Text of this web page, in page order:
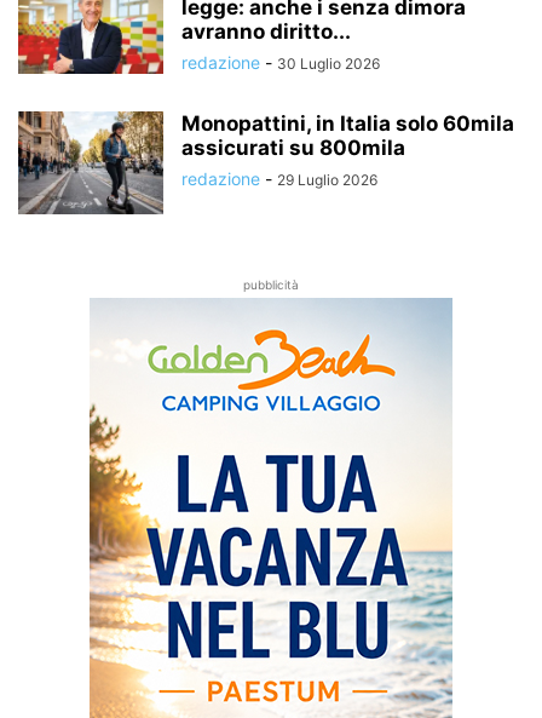
legge: anche i senza dimora
avranno diritto...
redazione - 30 Luglio 2026
Monopattini, in Italia solo 60mila
assicurati su 800mila
redazione - 29 Luglio 2026
pubblicità